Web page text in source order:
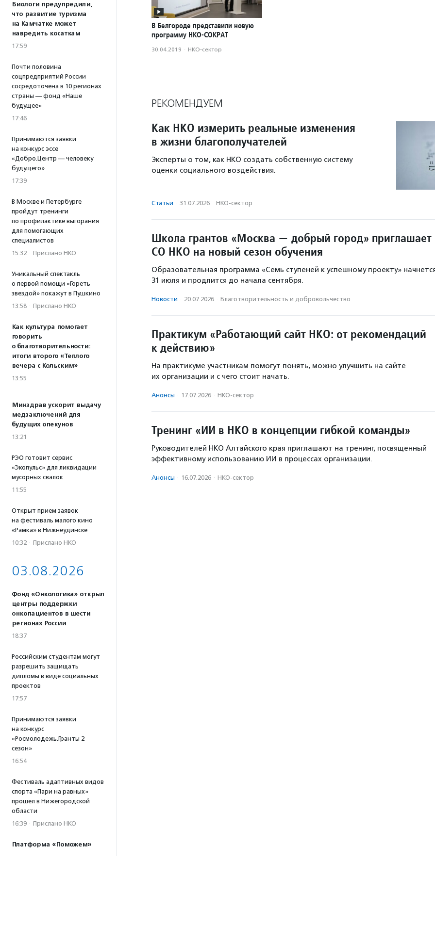
Биологи предупредили,
что развитие туризма
на Камчатке может
навредить косаткам
17:59
Почти половина
соцпредприятий России
сосредоточена в 10 регионах
страны — фонд «Наше
будущее»
17:46
Принимаются заявки
на конкурс эссе
«Добро.Центр — человеку
будущего»
17:39
В Москве и Петербурге
пройдут тренинги
по профилактике выгорания
для помогающих
специалистов
15:32 · Прислано НКО
Уникальный спектакль
о первой помощи «Гореть
звездой» покажут в Пушкино
13:58 · Прислано НКО
Как культура помогает
говорить
о благотворительности:
итоги второго «Теплого
вечера с Кольским»
13:55
Минздрав ускорит выдачу
медзаключений для
будущих опекунов
13:21
РЭО готовит сервис
«Экопульс» для ликвидации
мусорных свалок
11:55
Открыт прием заявок
на фестиваль малого кино
«Рамка» в Нижнеудинске
10:32 · Прислано НКО
03.08.2026
Фонд «Онкологика» открыл
центры поддержки
онкопациентов в шести
регионах России
18:37
Российским студентам могут
разрешить защищать
дипломы в виде социальных
проектов
17:57
Принимаются заявки
на конкурс
«Росмолодежь.Гранты 2
сезон»
16:54
Фестиваль адаптивных видов
спорта «Пари на равных»
прошел в Нижегородской
области
16:39 · Прислано НКО
Платформа «Поможем»
В Белгороде представили новую
программу НКО-СОКРАТ
30.04.2019 · НКО-сектор
РЕКОМЕНДУЕМ
Как НКО измерить реальные изменения
в жизни благополучателей
Эксперты о том, как НКО создать собственную систему
оценки социального воздействия.
Статьи · 31.07.2026 · НКО-сектор
Школа грантов «Москва — добрый город» приглашает
СО НКО на новый сезон обучения
Образовательная программа «Семь ступеней к успешному проекту»
31 июля и продлится до начала сентября.
Новости · 20.07.2026 · Благотвори­тель­ность и доброволь­чест­во
Практикум «Работающий сайт НКО: от рекомендаций
к действию»
На практикуме участникам помогут понять, можно улучшить на сайте
их организации и с чего стоит начать.
Анонсы · 17.07.2026 · НКО-сектор
Тренинг «ИИ в НКО в концепции гибкой команды»
Руководителей НКО Алтайского края приглашают на тренинг, посвященный
эффективному использованию ИИ в процессах организации.
Анонсы · 16.07.2026 · НКО-сектор